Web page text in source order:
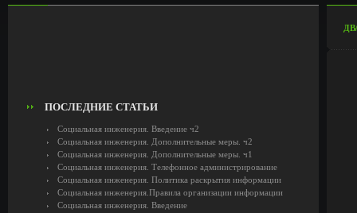
ПОСЛЕДНИЕ СТАТЬИ
Социальная инженерия. Введение ч2
Социальная инженерия. Дополнительные меры. ч2
Социальная инженерия. Дополнительные меры. ч1
Социальная инженерия. Телефонное администрирование
Социальная инженерия. Политика раскрытия информации
Социальная инженерия.Правила организации информации
Социальная инженерия. Введение